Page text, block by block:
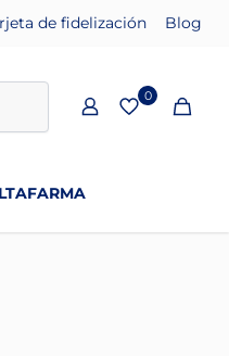
de fidelización Blog
0